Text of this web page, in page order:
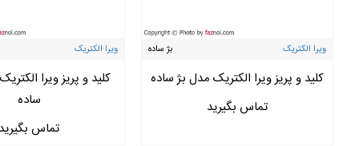
ویرا الکتریک بژ ساده
کلید و پریز ویرا الکتریک مدل بژ ساده
ویرا الکتریک
کلید و پریز ویرا
ساده